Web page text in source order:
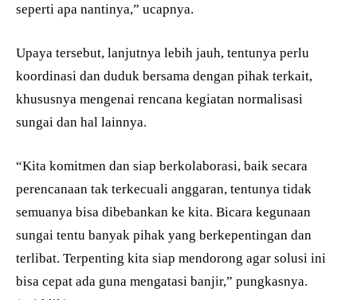
seperti apa nantinya,” ucapnya.
Upaya tersebut, lanjutnya lebih jauh, tentunya perlu
koordinasi dan duduk bersama dengan pihak terkait,
khususnya mengenai rencana kegiatan normalisasi
sungai dan hal lainnya.
“Kita komitmen dan siap berkolaborasi, baik secara
perencanaan tak terkecuali anggaran, tentunya tidak
semuanya bisa dibebankan ke kita. Bicara kegunaan
sungai tentu banyak pihak yang berkepentingan dan
terlibat. Terpenting kita siap mendorong agar solusi ini
bisa cepat ada guna mengatasi banjir,” pungkasnya.